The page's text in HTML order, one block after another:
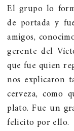
El grupo lo
de portada y
amigos,
gerente del
que fue quien
nos explicaron
cerveza, como
plato. Fue un
felicito por ello.